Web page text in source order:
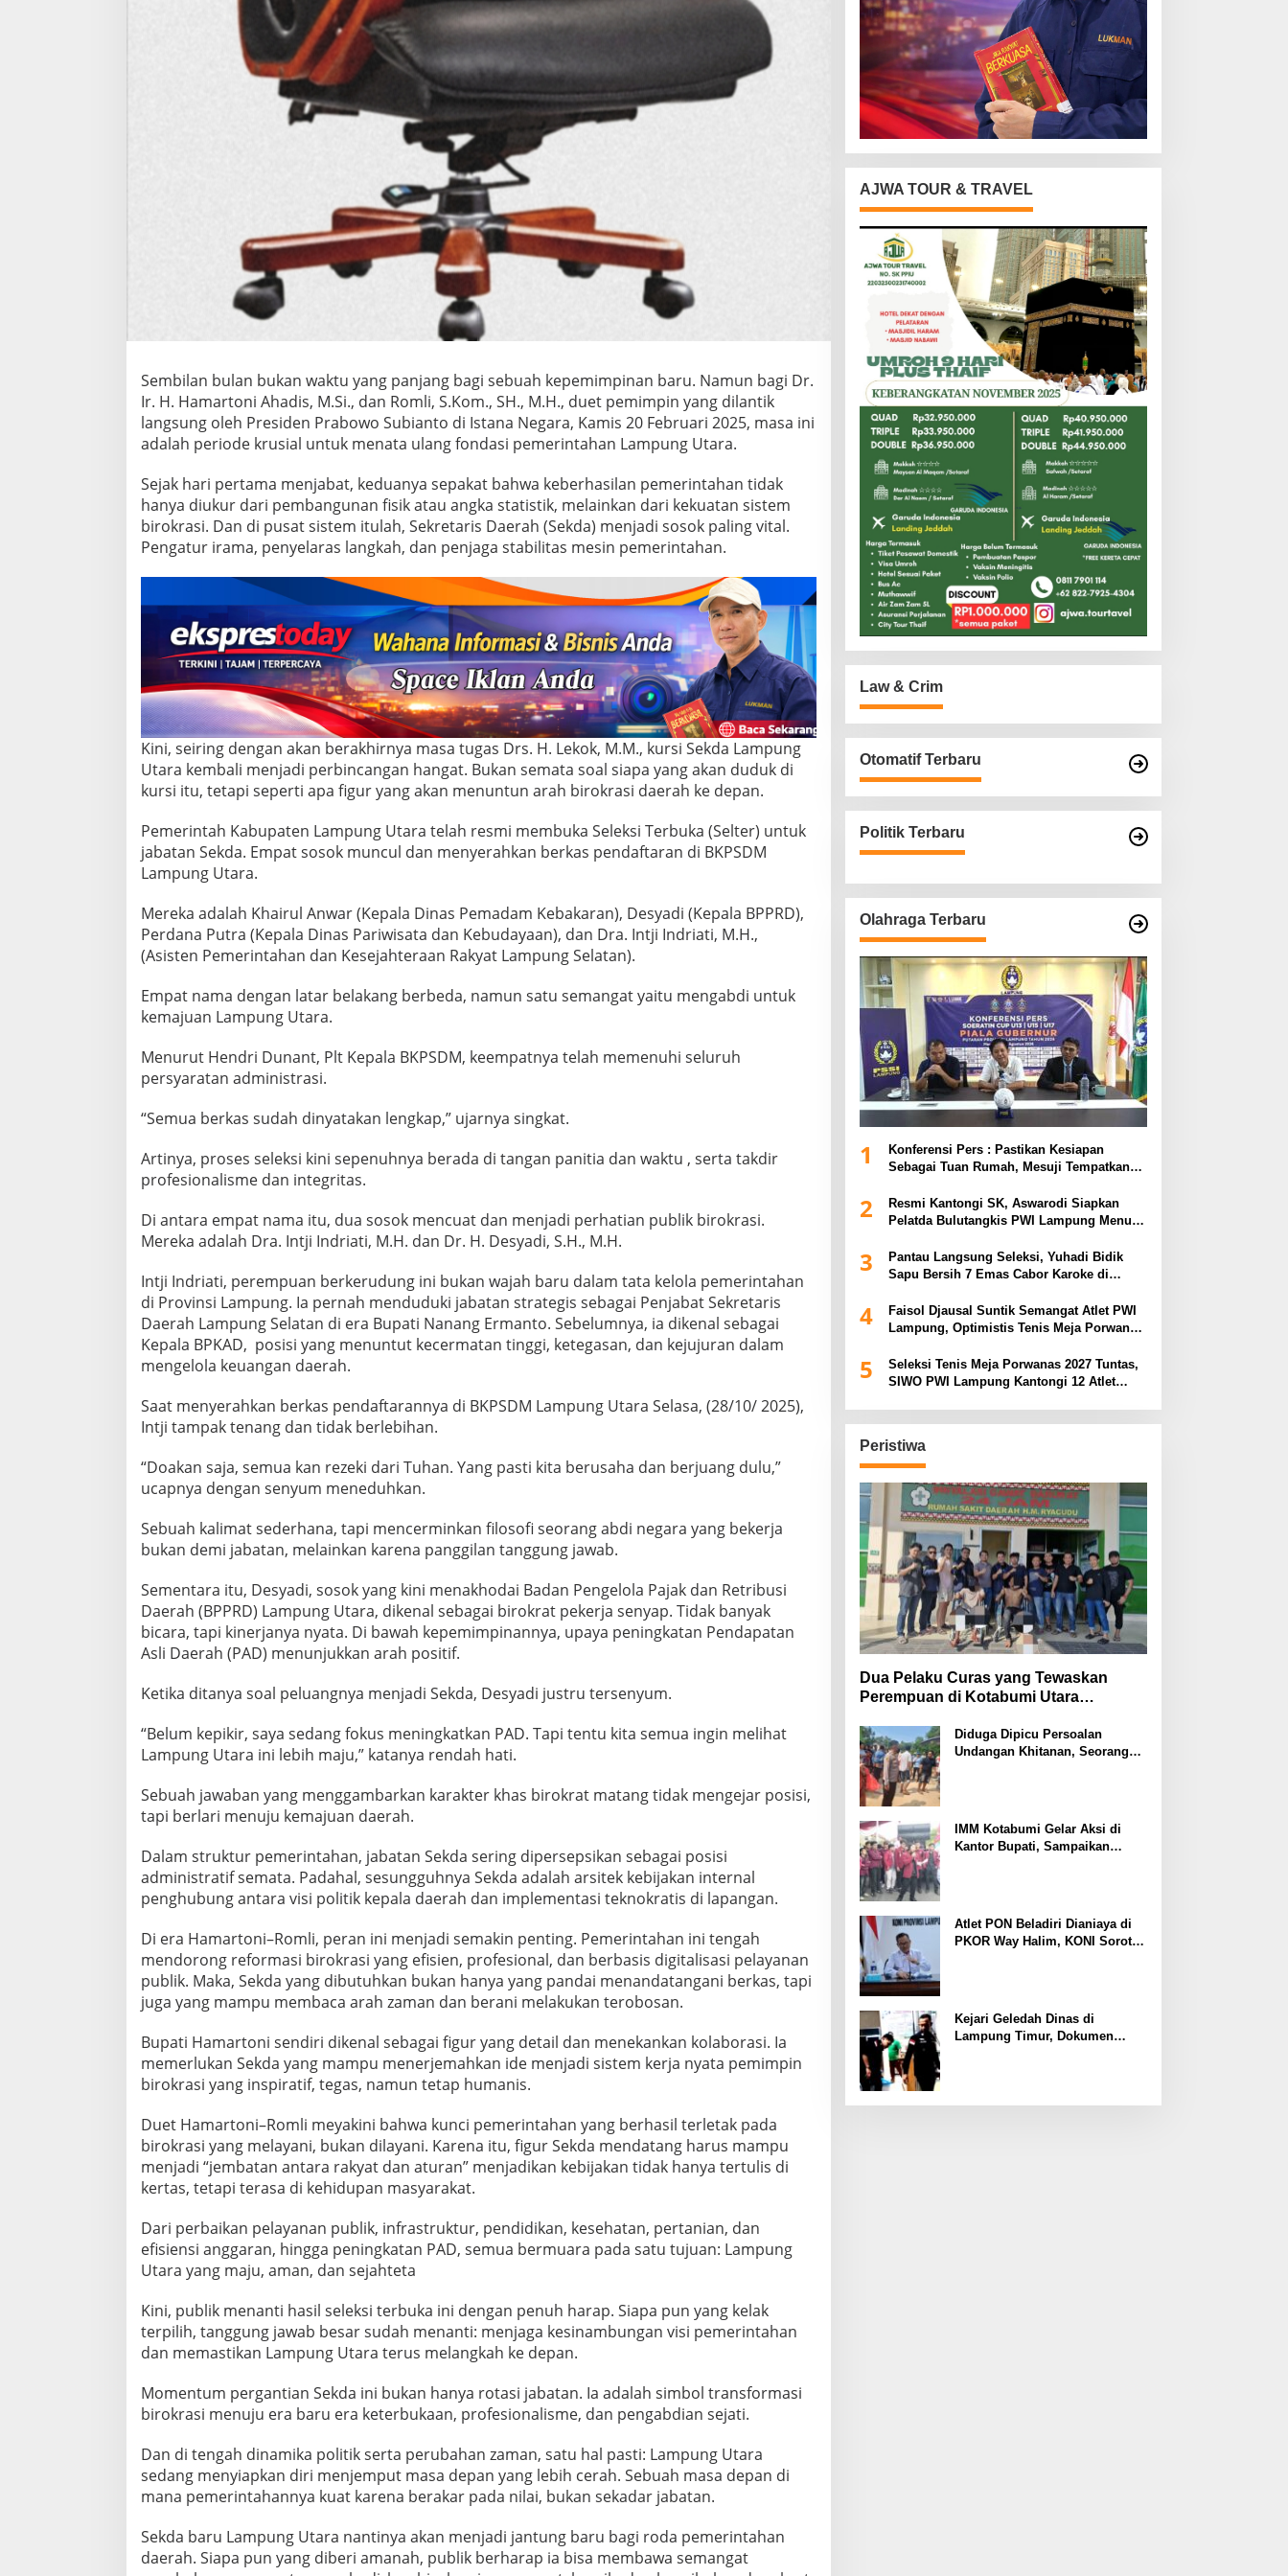
d
a
L
a
p
u
r
a
d
m
a
t
o
i
–
R
o
m
l
Sembilan bulan bukan waktu yang panjang bagi sebuah kepemimpinan baru. Namun bagi Dr.
Ir. H. Hamartoni Ahadis, M.Si., dan Romli, S.Kom., SH., M.H., duet pemimpin yang dilantik
langsung oleh Presiden Prabowo Subianto di Istana Negara, Kamis 20 Februari 2025, masa ini
adalah periode krusial untuk menata ulang fondasi pemerintahan Lampung Utara.
Sejak hari pertama menjabat, keduanya sepakat bahwa keberhasilan pemerintahan tidak
hanya diukur dari pembangunan fisik atau angka statistik, melainkan dari kekuatan sistem
birokrasi. Dan di pusat sistem itulah, Sekretaris Daerah (Sekda) menjadi sosok paling vital.
Pengatur irama, penyelaras langkah, dan penjaga stabilitas mesin pemerintahan.
Kini, seiring dengan akan berakhirnya masa tugas Drs. H. Lekok, M.M., kursi Sekda Lampung
Utara kembali menjadi perbincangan hangat. Bukan semata soal siapa yang akan duduk di
kursi itu, tetapi seperti apa figur yang akan menuntun arah birokrasi daerah ke depan.
Pemerintah Kabupaten Lampung Utara telah resmi membuka Seleksi Terbuka (Selter) untuk
jabatan Sekda. Empat sosok muncul dan menyerahkan berkas pendaftaran di BKPSDM
Lampung Utara.
Mereka adalah Khairul Anwar (Kepala Dinas Pemadam Kebakaran), Desyadi (Kepala BPPRD),
Perdana Putra (Kepala Dinas Pariwisata dan Kebudayaan), dan Dra. Intji Indriati, M.H.,
(Asisten Pemerintahan dan Kesejahteraan Rakyat Lampung Selatan).
Empat nama dengan latar belakang berbeda, namun satu semangat yaitu mengabdi untuk
kemajuan Lampung Utara.
Menurut Hendri Dunant, Plt Kepala BKPSDM, keempatnya telah memenuhi seluruh
persyaratan administrasi.
“Semua berkas sudah dinyatakan lengkap,” ujarnya singkat.
Artinya, proses seleksi kini sepenuhnya berada di tangan panitia dan waktu , serta takdir
profesionalisme dan integritas.
Di antara empat nama itu, dua sosok mencuat dan menjadi perhatian publik birokrasi.
Mereka adalah Dra. Intji Indriati, M.H. dan Dr. H. Desyadi, S.H., M.H.
Intji Indriati, perempuan berkerudung ini bukan wajah baru dalam tata kelola pemerintahan
di Provinsi Lampung. Ia pernah menduduki jabatan strategis sebagai Penjabat Sekretaris
Daerah Lampung Selatan di era Bupati Nanang Ermanto. Sebelumnya, ia dikenal sebagai
Kepala BPKAD, posisi yang menuntut kecermatan tinggi, ketegasan, dan kejujuran dalam
mengelola keuangan daerah.
Saat menyerahkan berkas pendaftarannya di BKPSDM Lampung Utara Selasa, (28/10/ 2025),
Intji tampak tenang dan tidak berlebihan.
“Doakan saja, semua kan rezeki dari Tuhan. Yang pasti kita berusaha dan berjuang dulu,”
ucapnya dengan senyum meneduhkan.
Sebuah kalimat sederhana, tapi mencerminkan filosofi seorang abdi negara yang bekerja
bukan demi jabatan, melainkan karena panggilan tanggung jawab.
Sementara itu, Desyadi, sosok yang kini menakhodai Badan Pengelola Pajak dan Retribusi
Daerah (BPPRD) Lampung Utara, dikenal sebagai birokrat pekerja senyap. Tidak banyak
bicara, tapi kinerjanya nyata. Di bawah kepemimpinannya, upaya peningkatan Pendapatan
Asli Daerah (PAD) menunjukkan arah positif.
Ketika ditanya soal peluangnya menjadi Sekda, Desyadi justru tersenyum.
“Belum kepikir, saya sedang fokus meningkatkan PAD. Tapi tentu kita semua ingin melihat
Lampung Utara ini lebih maju,” katanya rendah hati.
Sebuah jawaban yang menggambarkan karakter khas birokrat matang tidak mengejar posisi,
tapi berlari menuju kemajuan daerah.
Dalam struktur pemerintahan, jabatan Sekda sering dipersepsikan sebagai posisi
administratif semata. Padahal, sesungguhnya Sekda adalah arsitek kebijakan internal
penghubung antara visi politik kepala daerah dan implementasi teknokratis di lapangan.
Di era Hamartoni–Romli, peran ini menjadi semakin penting. Pemerintahan ini tengah
mendorong reformasi birokrasi yang efisien, profesional, dan berbasis digitalisasi pelayanan
publik. Maka, Sekda yang dibutuhkan bukan hanya yang pandai menandatangani berkas, tapi
juga yang mampu membaca arah zaman dan berani melakukan terobosan.
Bupati Hamartoni sendiri dikenal sebagai figur yang detail dan menekankan kolaborasi. Ia
memerlukan Sekda yang mampu menerjemahkan ide menjadi sistem kerja nyata pemimpin
birokrasi yang inspiratif, tegas, namun tetap humanis.
Duet Hamartoni–Romli meyakini bahwa kunci pemerintahan yang berhasil terletak pada
birokrasi yang melayani, bukan dilayani. Karena itu, figur Sekda mendatang harus mampu
menjadi “jembatan antara rakyat dan aturan” menjadikan kebijakan tidak hanya tertulis di
kertas, tetapi terasa di kehidupan masyarakat.
Dari perbaikan pelayanan publik, infrastruktur, pendidikan, kesehatan, pertanian, dan
efisiensi anggaran, hingga peningkatan PAD, semua bermuara pada satu tujuan: Lampung
Utara yang maju, aman, dan sejahteta
Kini, publik menanti hasil seleksi terbuka ini dengan penuh harap. Siapa pun yang kelak
terpilih, tanggung jawab besar sudah menanti: menjaga kesinambungan visi pemerintahan
dan memastikan Lampung Utara terus melangkah ke depan.
Momentum pergantian Sekda ini bukan hanya rotasi jabatan. Ia adalah simbol transformasi
birokrasi menuju era baru era keterbukaan, profesionalisme, dan pengabdian sejati.
Dan di tengah dinamika politik serta perubahan zaman, satu hal pasti: Lampung Utara
sedang menyiapkan diri menjemput masa depan yang lebih cerah. Sebuah masa depan di
mana pemerintahannya kuat karena berakar pada nilai, bukan sekadar jabatan.
Sekda baru Lampung Utara nantinya akan menjadi jantung baru bagi roda pemerintahan
daerah. Siapa pun yang diberi amanah, publik berharap ia bisa membawa semangat
AJWA TOUR & TRAVEL
Law & Crim
Otomatif Terbaru
Politik Terbaru
Olahraga Terbaru
1
Konferensi Pers : Pastikan Kesiapan
Sebagai Tuan Rumah, Mesuji Tempatkan
Piala Gubernur Lampung
2
Resmi Kantongi SK, Aswarodi Siapkan
Pelatda Bulutangkis PWI Lampung Menuju
3
Pantau Langsung Seleksi, Yuhadi Bidik
Sapu Bersih 7 Emas Cabor Karoke di
4
Faisol Djausal Suntik Semangat Atlet PWI
Lampung, Optimistis Tenis Meja Porwanas
5
Seleksi Tenis Meja Porwanas 2027 Tuntas,
SIWO PWI Lampung Kantongi 12 Atlet
Peristiwa
Dua Pelaku Curas yang Tewaskan
Perempuan di Kotabumi Utara
Ekonomi
Diduga Dipicu Persoalan
Undangan Khitanan, Seorang
IMM Kotabumi Gelar Aksi di
Kantor Bupati, Sampaikan
Atlet PON Beladiri Dianiaya di
PKOR Way Halim, KONI Soroti
Kejari Geledah Dinas di
Lampung Timur, Dokumen